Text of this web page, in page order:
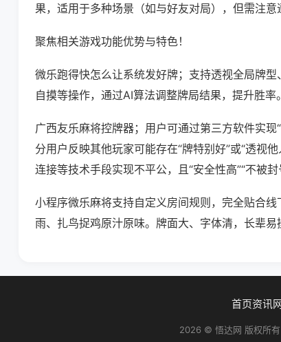
果，适用于多种场景（如与好友对局），但需注意
聚焦相关游戏功能优势与特色！
微乐跑得快怎么让系统发好牌；支持透视全局牌
自摸等操作，通过AI算法调整牌局结果，提升胜率。
广西友乐麻将控牌器；用户可通过第三方软件实现
分用户反映其他玩家可能存在“牌特别好”或“透视
连接等技术手段实现不平公，且“安全性高”“不被封
小程序微乐麻将支持自定义房间规则，完全贴合
雨、扎鸟捉鸡原汁原味。牌面大、字体清，长辈易
首页资讯
2026 © 悟达网 版权所